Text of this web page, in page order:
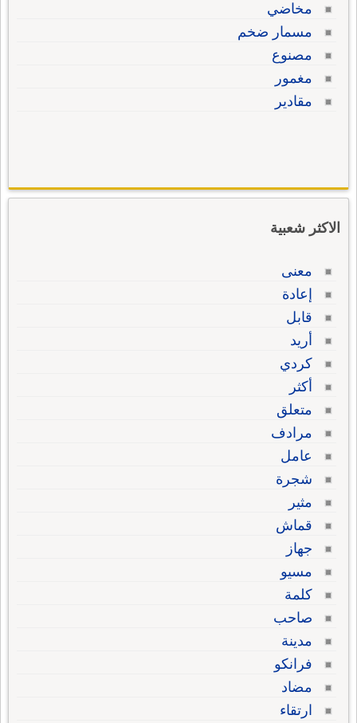
مخاضي
مسمار ضخم
مصنوع
مغمور
مقادير
الاكثر شعبية
معنى
إعادة
قابل
أريد
كردي
أكثر
متعلق
مرادف
عامل
شجرة
مثير
قماش
جهاز
مسيو
كلمة
صاحب
مدينة
فرانكو
مضاد
ارتقاء